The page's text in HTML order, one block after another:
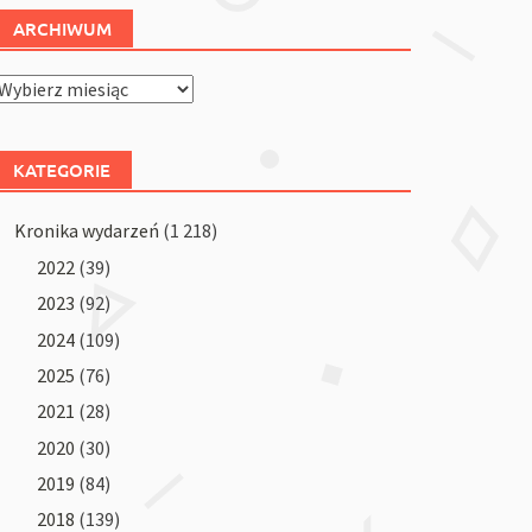
ARCHIWUM
KATEGORIE
Kronika wydarzeń (1 218)
2022 (39)
2023 (92)
2024 (109)
2025 (76)
2021 (28)
2020 (30)
2019 (84)
2018 (139)